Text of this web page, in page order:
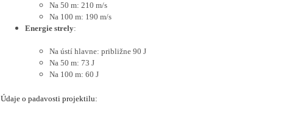
Na 50 m: 210 m/s
Na 100 m: 190 m/s
Energie strely:
Na ústí hlavne: približne 90 J
Na 50 m: 73 J
Na 100 m: 60 J
Údaje o padavosti projektilu: